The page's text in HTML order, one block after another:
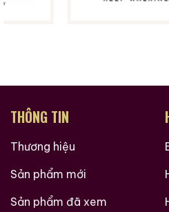
Giới Thiệu Một Số Mẫu Rượu
THÔNG TIN
Thương hiệu
Sản phẩm mới
Sản phẩm đã xem